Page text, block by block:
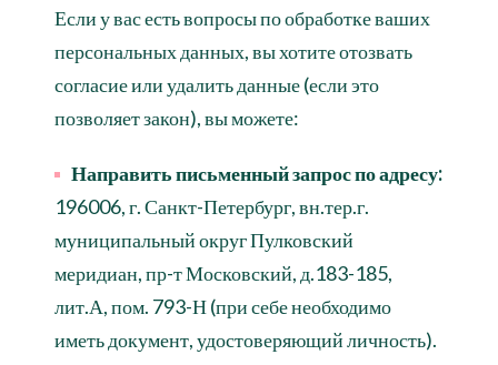
Если у вас есть вопросы по обработке ваших
персональных данных, вы хотите отозвать
согласие или удалить данные (если это
позволяет закон), вы можете:
Направить письменный запрос по адресу:
196006, г. Санкт-Петербург, вн.тер.г.
муниципальный округ Пулковский
меридиан, пр-т Московский, д.183-185,
лит.А, пом. 793-Н (при себе необходимо
иметь документ, удостоверяющий личность).